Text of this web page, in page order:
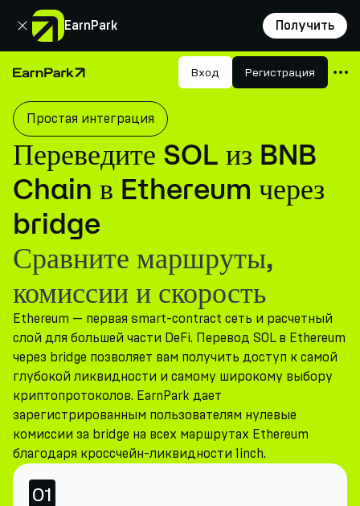
EarnPark Получить
Закрыть
Главная страница Вход Регистрация
Продукты
Рынки
Калькуляторы
Токен PARK
Ресурсы
Компания
Простая интеграция
Переведите SOL из BNB
Chain в Ethereum через
bridge
Сравните маршруты,
комиссии и скорость
Ethereum — первая smart-contract сеть и расчетный
слой для большей части DeFi. Перевод SOL в Ethereum
через bridge позволяет вам получить доступ к самой
глубокой ликвидности и самому широкому выбору
криптопротоколов. EarnPark дает
зарегистрированным пользователям нулевые
комиссии за bridge на всех маршрутах Ethereum
благодаря кроссчейн-ликвидности 1inch.
01